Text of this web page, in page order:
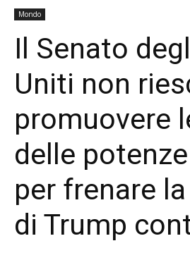
Mondo
Il Senato
Uniti non
promuovere
delle
per frenare
di Trump